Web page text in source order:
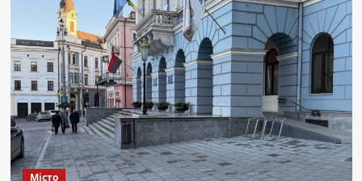
КП
“Чернівецьке
тролейбусне
управління”:
як
виживають
в
умовах
війни
Місто